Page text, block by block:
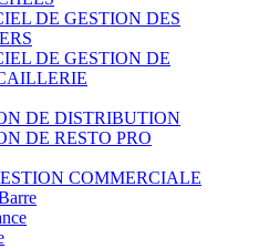
DE GESTION DES
DE GESTION DE
DE DISTRIBUTION
DE RESTO PRO
COMMERCIALE